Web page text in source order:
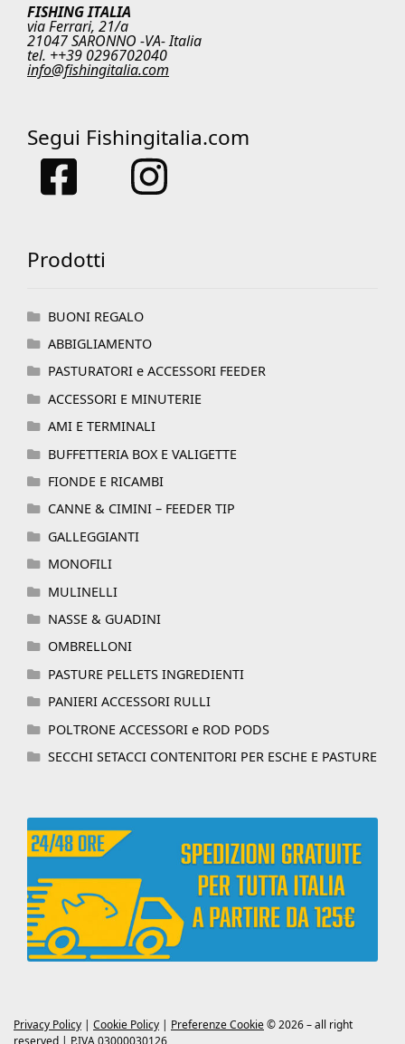
FISHING ITALIA
via Ferrari, 21/a
21047 SARONNO -VA- Italia
tel. ++39 0296702040
info@fishingitalia.com
Segui Fishingitalia.com
Prodotti
BUONI REGALO
ABBIGLIAMENTO
PASTURATORI e ACCESSORI FEEDER
ACCESSORI E MINUTERIE
AMI E TERMINALI
BUFFETTERIA BOX E VALIGETTE
FIONDE E RICAMBI
CANNE & CIMINI – FEEDER TIP
GALLEGGIANTI
MONOFILI
MULINELLI
NASSE & GUADINI
OMBRELLONI
PASTURE PELLETS INGREDIENTI
PANIERI ACCESSORI RULLI
POLTRONE ACCESSORI e ROD PODS
SECCHI SETACCI CONTENITORI PER ESCHE E PASTURE
Privacy Policy | Cookie Policy | Preferenze Cookie© 2026 – all right
reserved | P.IVA 03000030126